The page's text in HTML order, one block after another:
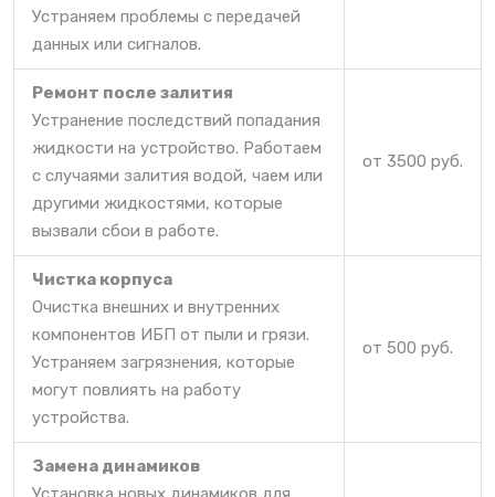
Устраняем проблемы с передачей
данных или сигналов.
Ремонт после залития
Устранение последствий попадания
жидкости на устройство. Работаем
с случаями залития водой, чаем или
другими жидкостями, которые
вызвали сбои в работе.
от 3500 руб.
Чистка корпуса
Очистка внешних и внутренних
компонентов ИБП от пыли и грязи.
Устраняем загрязнения, которые
могут повлиять на работу
устройства.
от 500 руб.
Замена динамиков